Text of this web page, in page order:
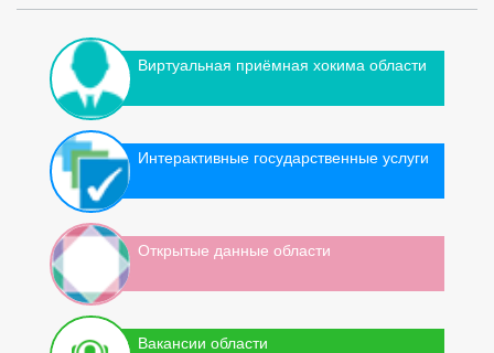
Виртуальная приёмная хокима области
Интерактивные государственные услуги
Открытые данные области
Вакансии области